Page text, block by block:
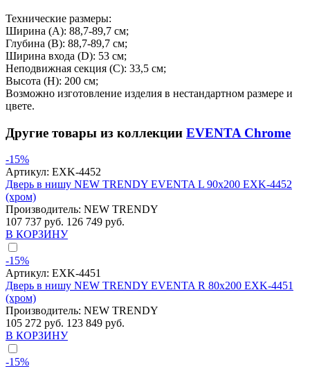
Технические размеры:
Ширина (A): 88,7-89,7 см;
Глубина (B): 88,7-89,7 см;
Ширина входа (D): 53 см;
Неподвижная секция (С): 33,5 см;
Высота (H): 200 см;
Возможно изготовление изделия в нестандартном размере и
цвете.
Другие товары из коллекции EVENTA Chrome
-15%
Артикул: EXK-4452
Дверь в нишу NEW TRENDY EVENTA L 90x200 EXK-4452
(хром)
Производитель: NEW TRENDY
107 737 руб. 126 749 руб.
В КОРЗИНУ
-15%
Артикул: EXK-4451
Дверь в нишу NEW TRENDY EVENTA R 80x200 EXK-4451
(хром)
Производитель: NEW TRENDY
105 272 руб. 123 849 руб.
В КОРЗИНУ
-15%